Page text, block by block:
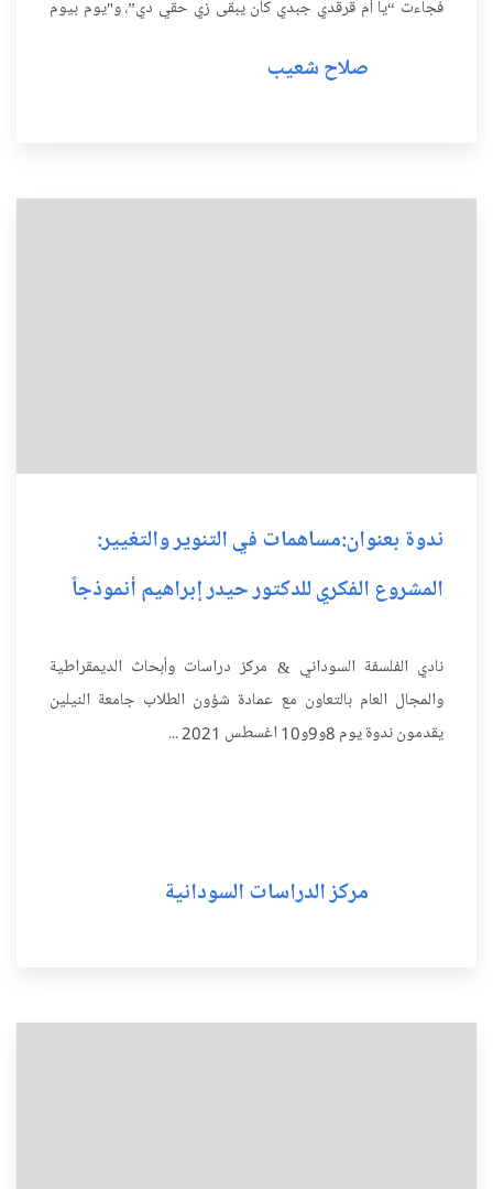
فجاءت “يا أم قرقدي جبدي كان يبقى زي حقي دي”، و"يوم بيوم
صلاح شعيب
ندوة بعنوان:مساهمات في التنوير والتغيير:
المشروع الفكري للدكتور حيدر إبراهيم أنموذجاً
نادي الفلسفة السوداني & مركز دراسات وأبحاث الديمقراطية
والمجال العام بالتعاون مع عمادة شؤون الطلاب جامعة النيلين
يقدمون ندوة يوم 8و9و10 اغسطس 2021 ...
مركز الدراسات السودانية